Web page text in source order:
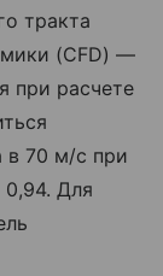
тракта
(CFD) —
при расчете
в 70 м/с при
Для